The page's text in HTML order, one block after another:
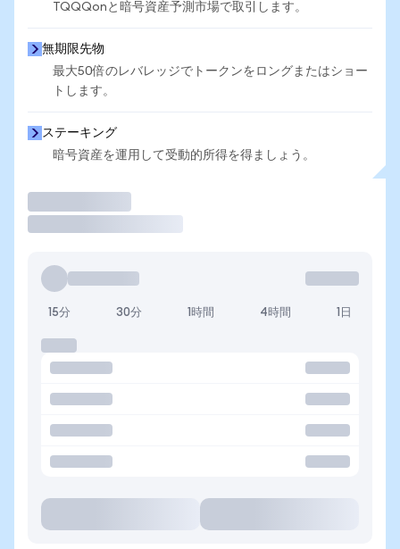
TQQQonと暗号資産予測市場で取引します。
無期限先物
最大50倍のレバレッジでトークンをロングまたはショー
トします。
ステーキング
暗号資産を運用して受動的所得を得ましょう。
15分 30分 1時間 4時間 1日